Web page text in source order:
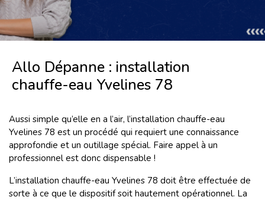
Allo Dépanne : installation
chauffe-eau Yvelines 78
Aussi simple qu’elle en a l’air, l’installation chauffe-eau
Yvelines 78 est un procédé qui requiert une connaissance
approfondie et un outillage spécial. Faire appel à un
professionnel est donc dispensable !
L’installation chauffe-eau Yvelines 78 doit être effectuée de
sorte à ce que le dispositif soit hautement opérationnel. La